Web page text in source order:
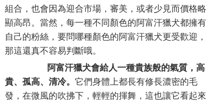
組合，也會因為迎合市場，審美，或者少見而價格略
顯高昂。當然，每一種不同顏色的阿富汗獵犬都擁有
自己的粉絲，要問哪種顏色的阿富汗獵犬更受歡迎，
那這還真不容易判斷哦。
阿富汗獵犬會給人一種貴族般的氣質，高
貴、孤高、清冷。 它們身體上都長有修長濃密的毛
發，在微風的吹拂下，輕輕的揮舞，這也讓它看起來